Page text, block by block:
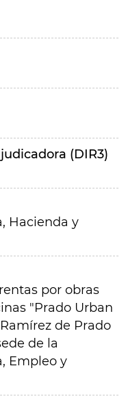
(DIR3)
Hacienda y
por obras
"Prado Urban
de Prado
de la
Empleo y